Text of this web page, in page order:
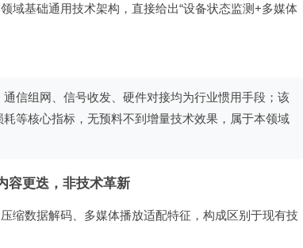
域基础通用技术架构，直接给出“设备状态监测+多媒体
信组网、信号收发、硬件对接均为行业惯用手段；该
等核心指标，无预料不到增量技术效果，属于本领域
容更迭，非技术革新
缩数据解码、多媒体播放适配特征，构成区别于现有技